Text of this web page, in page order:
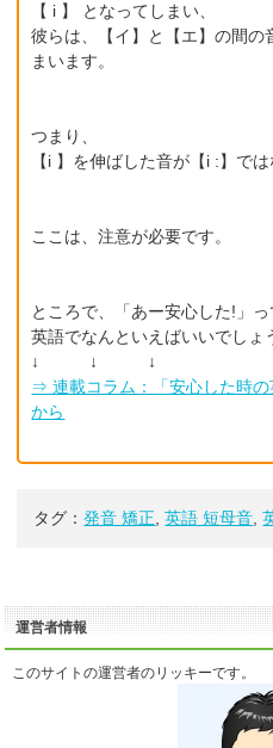
【 i 】 となってしまい、
彼らは、【イ】と【エ】の間の
まいます。
つまり、
【i 】を伸ばした音が【i :】では
ここは、注意が必要です。
ところで、「あー安心した!」っ
英語でなんといえばいいでしょ
↓ ↓ ↓
⇒ 連載コラム：「安心した時
から
タグ：発音 矯正,英語 短母音,
運営者情報
このサイトの運営者のリッキーです。